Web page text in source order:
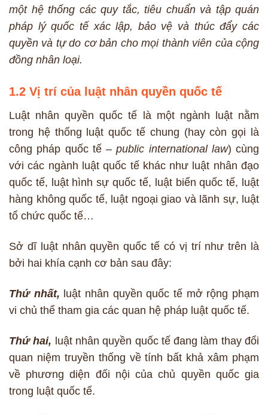
một hệ thống các quy tắc, tiêu chuẩn và tập quán
pháp lý quốc tế xác lập, bảo vệ và thúc đẩy các
quyền và tự do cơ bản cho mọi thành viên của cộng
đồng nhân loại.
1.2 Vị trí của luật nhân quyền quốc tế
Luật nhân quyền quốc tế là một ngành luật nằm
trong hệ thống luật quốc tế chung (hay còn gọi là
công pháp quốc tế –public international law) cùng
với các ngành luật quốc tế khác như luật nhân đạo
quốc tế, luật hình sự quốc tế, luật biển quốc tế, luật
hàng không quốc tế, luật ngoại giao và lãnh sự, luật
tổ chức quốc tế…
Sở dĩ luật nhân quyền quốc tế có vị trí như trên là
bởi hai khía cạnh cơ bản sau đây:
Thứ nhất, luật nhân quyền quốc tế mở rộng phạm
vi chủ thể tham gia các quan hệ pháp luật quốc tế.
Thứ hai, luật nhân quyền quốc tế đang làm thay đổi
quan niệm truyền thống về tính bất khả xâm phạm
về phương diện đối nội của chủ quyền quốc gia
trong luật quốc tế.